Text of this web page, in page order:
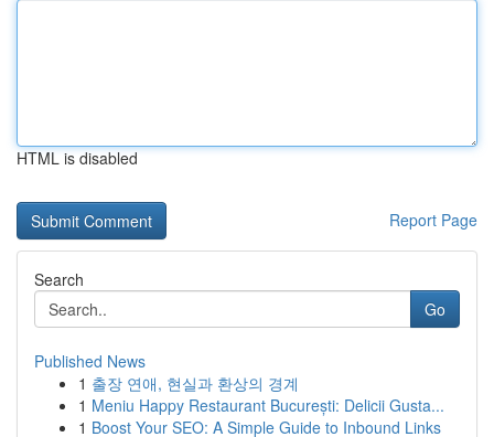
HTML is disabled
Report Page
Search
Go
Published News
1 출장 연애, 현실과 환상의 경계
1 Meniu Happy Restaurant București: Delicii Gusta...
1 Boost Your SEO: A Simple Guide to Inbound Links